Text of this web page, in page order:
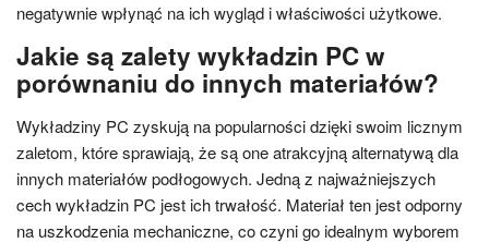
negatywnie wpłynąć na ich wygląd i właściwości użytkowe.
Jakie są zalety wykładzin PC w
porównaniu do innych materiałów?
Wykładziny PC zyskują na popularności dzięki swoim licznym
zaletom, które sprawiają, że są one atrakcyjną alternatywą dla
innych materiałów podłogowych. Jedną z najważniejszych
cech wykładzin PC jest ich trwałość. Materiał ten jest odporny
na uszkodzenia mechaniczne, co czyni go idealnym wyborem